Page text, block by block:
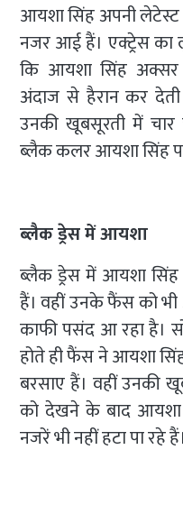
आयशा सिंह अपनी लेटेस्ट
नजर आई हैं। एक्ट्रेस का
कि आयशा सिंह
अंदाज से हैरान कर
उनकी खूबसूरती में चार
ब्लैक कलर आयशा सिंह
ब्लैक ड्रेस में आयशा
ब्लैक ड्रेस में आयशा
हैं। वहीं उनके फैंस को
काफी पसंद आ रहा है।
होते ही फैंस ने आयशा
बरसाए हैं। वहीं उनकी
को देखने के बाद
नजरें भी नहीं हटा पा रहे हैं।